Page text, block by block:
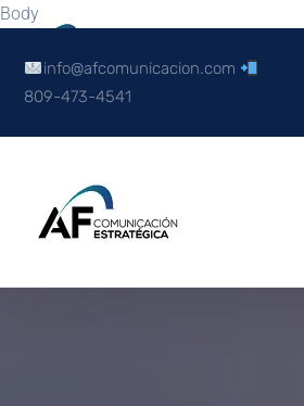
Body
info@afcomunicacion.com
809-473-4541